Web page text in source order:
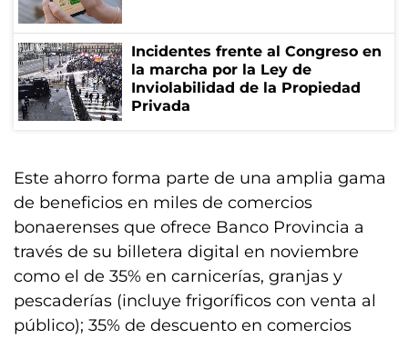
Incidentes frente al Congreso en
la marcha por la Ley de
Inviolabilidad de la Propiedad
Privada
Este ahorro forma parte de una amplia gama
de beneficios en miles de comercios
bonaerenses que ofrece Banco Provincia a
través de su billetera digital en noviembre
como el de 35% en carnicerías, granjas y
pescaderías (incluye frigoríficos con venta al
público); 35% de descuento en comercios